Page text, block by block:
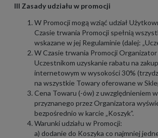
III Zasady udziału w promocji
W Promocji mogą wziąć udział
Czasie trwania Promocji spełnią
wskazane w jej Regulaminie (dalej:
W Czasie trwania Promocji Organizator
Uczestnikom uzyskanie rabatu na
internetowym w wysokości 30%
na wszystkie Towary oferowane w
Cena Towaru (-ów) z uwzględnieniem
przyznanego przez Organizatora
bezpośrednio w karcie „Koszyk”.
Warunki udziału w Promocji:
a) dodanie do Koszyka co najmniej